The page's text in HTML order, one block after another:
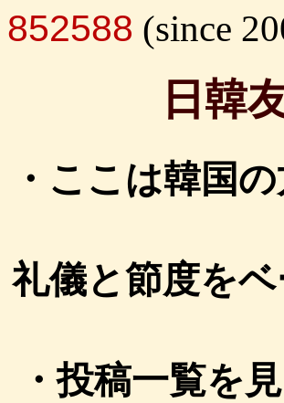
852588 (since
日韓
・ここは韓国
礼儀と節度を
・投稿一覧を